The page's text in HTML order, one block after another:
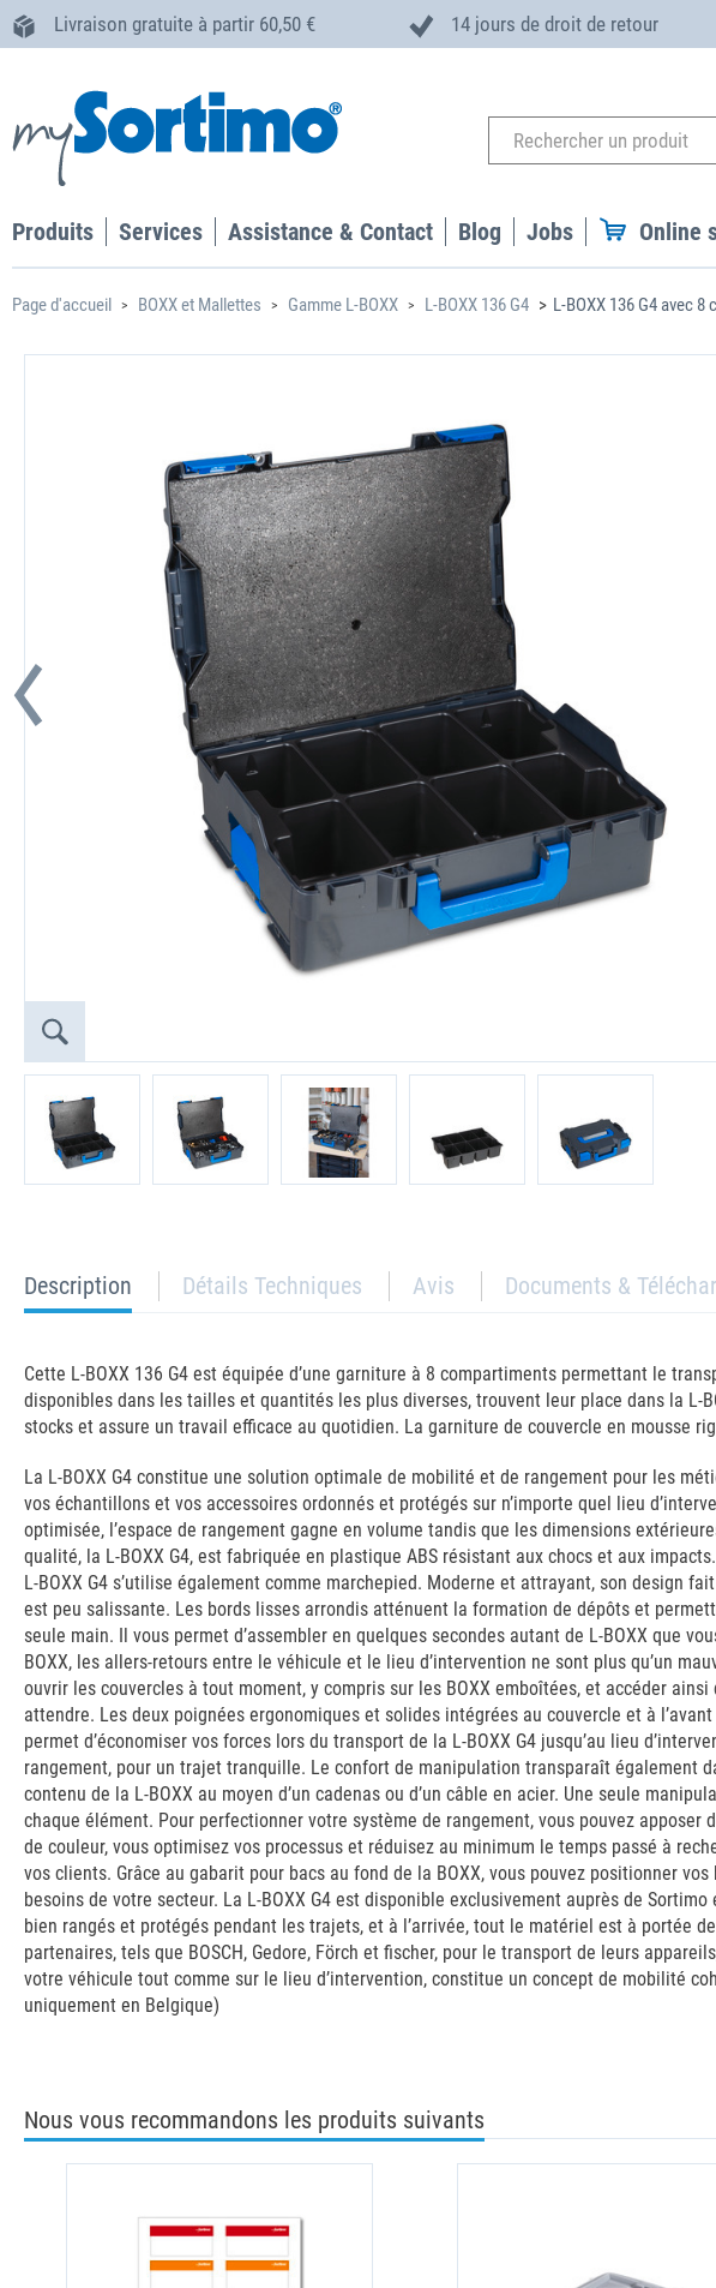
Livraison gratuite à partir 60,50 € 14 jours de droit de retour
Produits Services Assistance & Contact Blog Jobs Online
Page d'accueil BOXX et Mallettes Gamme L-BOXX L-BOXX 136 G4 L-BOXX 136 G4 avec
current
tab:
Description Détails Techniques Avis Documents &
Cette L-BOXX 136 G4 est équipée d’une garniture à 8 compartiments permettant le
disponibles dans les tailles et quantités les plus diverses, trouvent leur place dans la L-
stocks et assure un travail efficace au quotidien. La garniture de couvercle en mousse
La L-BOXX G4 constitue une solution optimale de mobilité et de rangement pour les
vos échantillons et vos accessoires ordonnés et protégés sur n’importe quel lieu
optimisée, l’espace de rangement gagne en volume tandis que les dimensions
qualité, la L-BOXX G4, est fabriquée en plastique ABS résistant aux chocs et aux
L-BOXX G4 s’utilise également comme marchepied. Moderne et attrayant, son design
est peu salissante. Les bords lisses arrondis atténuent la formation de dépôts et
seule main. Il vous permet d’assembler en quelques secondes autant de L-BOXX que
BOXX, les allers-retours entre le véhicule et le lieu d’intervention ne sont plus qu’un
ouvrir les couvercles à tout moment, y compris sur les BOXX emboîtées, et accéder
attendre. Les deux poignées ergonomiques et solides intégrées au couvercle et à
permet d’économiser vos forces lors du transport de la L-BOXX G4 jusqu’au lieu
rangement, pour un trajet tranquille. Le confort de manipulation transparaît également
contenu de la L-BOXX au moyen d’un cadenas ou d’un câble en acier. Une seule
chaque élément. Pour perfectionner votre système de rangement, vous pouvez
de couleur, vous optimisez vos processus et réduisez au minimum le temps passé à
vos clients. Grâce au gabarit pour bacs au fond de la BOXX, vous pouvez positionner
besoins de votre secteur. La L-BOXX G4 est disponible exclusivement auprès de
bien rangés et protégés pendant les trajets, et à l’arrivée, tout le matériel est à portée
partenaires, tels que BOSCH, Gedore, Förch et fischer, pour le transport de leurs
votre véhicule tout comme sur le lieu d’intervention, constitue un concept de mobilité
uniquement en Belgique)
Nous vous recommandons les produits suivants